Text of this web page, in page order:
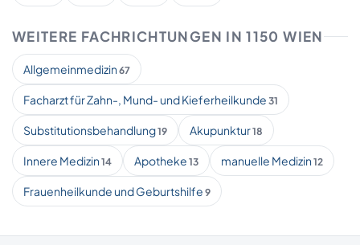
WEITERE FACHRICHTUNGEN IN 1150 WIEN
Allgemeinmedizin 67
Facharzt für Zahn-, Mund- und Kieferheilkunde 31
Substitutionsbehandlung19 Akupunktur18
Innere Medizin 14 Apotheke 13 manuelle Medizin 12
Frauenheilkunde und Geburtshilfe 9